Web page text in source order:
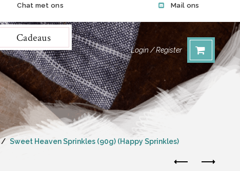
Chat met ons Mail ons
Cadeaus
Login / Register
Sweet Heaven Sprinkles (90g) (Happy Sprinkles)